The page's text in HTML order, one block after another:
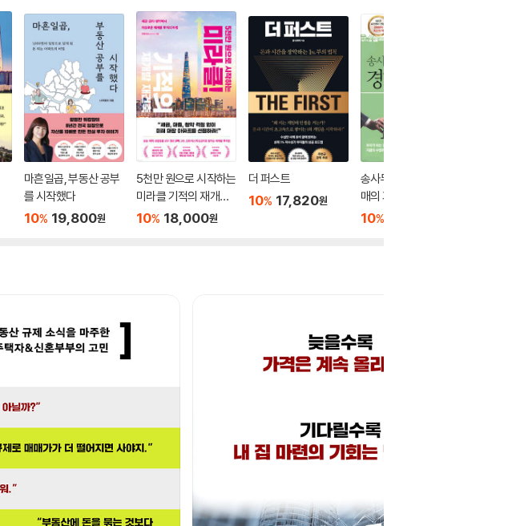
마흔일곱, 부동산 공부
를 시작했다
10% 19,800원
5천만 원으로 시작하는
미라클 기적의 재개발
재건축
10% 18,000원
더 퍼스트
10% 17,820원
송사무장의 부동산 경
매의 기술
10%